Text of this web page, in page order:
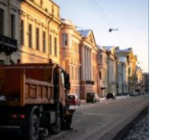
bilist står med
spørgsmål om s...